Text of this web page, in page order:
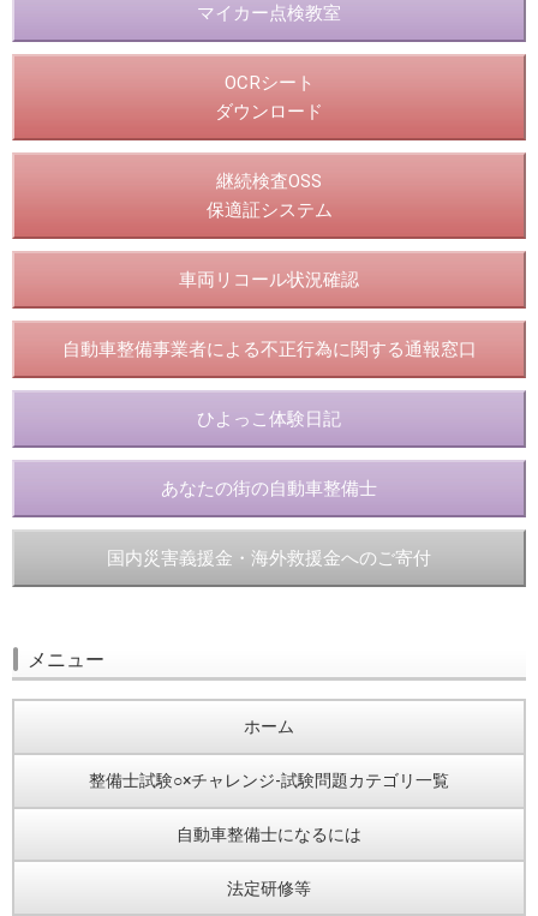
マイカー点検教室
OCRシート
ダウンロード
継続検査OSS
保適証システム
車両リコール状況確認
自動車整備事業者による不正行為に関する通報窓口
ひよっこ体験日記
あなたの街の自動車整備士
国内災害義援金・海外救援金へのご寄付
メニュー
ホーム
整備士試験○×チャレンジ-試験問題カテゴリ一覧
自動車整備士になるには
法定研修等